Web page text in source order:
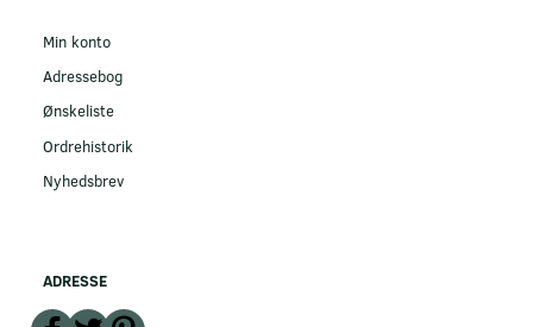
Min konto
Adressebog
Ønskeliste
Ordrehistorik
Nyhedsbrev
ADRESSE